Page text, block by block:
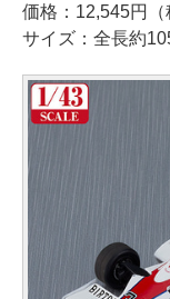
価格：12,545円（
サイズ：全長約